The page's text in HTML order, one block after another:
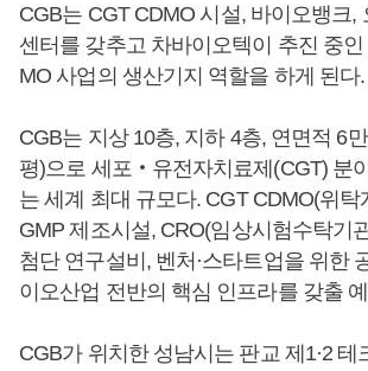
CGB는 CGT CDMO 시설, 바이오뱅크,
센터를 갖추고 차바이오텍이 추진 중
MO 사업의 생산기지 역할을 하게 된다.
CGB는 지상 10층, 지하 4층, 연면적 6
평)으로 세포‧유전자치료제(CGT) 분
는 세계 최대 규모다. CGT CDMO(위탁
GMP 제조시설, CRO(임상시험수탁기
첨단 연구설비, 벤처·스타트업을 위한
이오산업 전반의 핵심 인프라를 갖출
CGB가 위치한 성남시는 판교 제1·2 테